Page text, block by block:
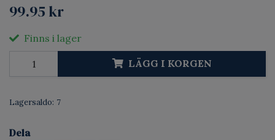
99.95 kr
Finns i lager
LÄGG I KORGEN
Lagersaldo: 7
Dela